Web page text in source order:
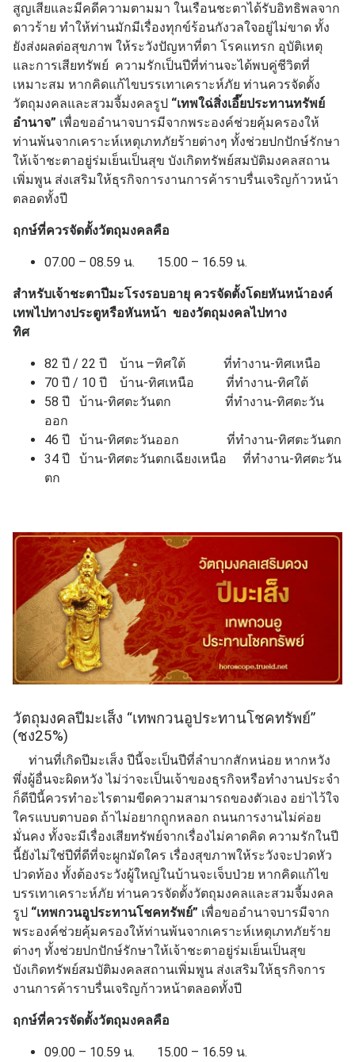
สูญเสียและมีคดีความตามมา ในเรือนชะตาได้รับอิทธิพลจาก
ดาวร้าย ทำให้ท่านมักมีเรื่องทุกข์ร้อนกังวลใจอยู่ไม่ขาด ทั้ง
ยังส่งผลต่อสุขภาพ ให้ระวังปัญหาที่ตา โรคแทรก อุบัติเหตุ
และการเสียทรัพย์ ความรักเป็นปีที่ท่านจะได้พบคู่ชีวิตที่
เหมาะสม หากคิดแก้ไขบรรเทาเคราะห์ภัย ท่านควรจัดตั้ง
วัตถุมงคลและสวมจี้มงคลรูป “เทพใฉ่สิ่งเอี๊ยประทานทรัพย์
อำนาจ” เพื่อขออำนาจบารมีจากพระองค์ช่วยคุ้มครองให้
ท่านพ้นจากเคราะห์เหตุเภทภัยร้ายต่างๆ ทั้งช่วยปกปักษ์รักษา
ให้เจ้าชะตาอยู่ร่มเย็นเป็นสุข บังเกิดทรัพย์สมบัติมงคลสถาน
เพิ่มพูน ส่งเสริมให้ธุรกิจการงานการค้าราบรื่นเจริญก้าวหน้า
ตลอดทั้งปี
ฤกษ์ที่ควรจัดตั้งวัตถุมงคลคือ
07.00 – 08.59 น. 15.00 – 16.59 น.
สำหรับเจ้าชะตาปีมะโรงรอบอายุ ควรจัดตั้งโดยหันหน้าองค์
เทพไปทางประตูหรือหันหน้า ของวัตถุมงคลไปทาง
ทิศ
82 ปี / 22 ปี บ้าน –ทิศใต้ ที่ทำงาน-ทิศเหนือ
70 ปี / 10 ปี บ้าน-ทิศเหนือ ที่ทำงาน-ทิศใต้
58 ปี บ้าน-ทิศตะวันตก ที่ทำงาน-ทิศตะวัน
ออก
46 ปี บ้าน-ทิศตะวันออก ที่ทำงาน-ทิศตะวันตก
34 ปี บ้าน-ทิศตะวันตกเฉียงเหนือ ที่ทำงาน-ทิศตะวัน
ตก
วัตถุมงคลปีมะเส็ง “เทพกวนอูประทานโชคทรัพย์”
(ชง25%)
ท่านที่เกิดปีมะเส็ง ปีนี้จะเป็นปีที่ลำบากสักหน่อย หากหวัง
พึ่งผู้อื่นจะผิดหวัง ไม่ว่าจะเป็นเจ้าของธุรกิจหรือทำงานประจำ
ก็ดีปีนี้ควรทำอะไรตามขีดความสามารถของตัวเอง อย่าไว้ใจ
ใครแบบตาบอด ถ้าไม่อยากถูกหลอก ถนนการงานไม่ค่อย
มั่นคง ทั้งจะมีเรื่องเสียทรัพย์จากเรื่องไม่คาดคิด ความรักในปี
นี้ยังไม่ใช่ปีที่ดีที่จะผูกมัดใคร เรื่องสุขภาพให้ระวังจะปวดหัว
ปวดท้อง ทั้งต้องระวังผู้ใหญ่ในบ้านจะเจ็บป่วย หากคิดแก้ไข
บรรเทาเคราะห์ภัย ท่านควรจัดตั้งวัตถุมงคลและสวมจี้มงคล
รูป “เทพกวนอูประทานโชคทรัพย์” เพื่อขออำนาจบารมีจาก
พระองค์ช่วยคุ้มครองให้ท่านพ้นจากเคราะห์เหตุเภทภัยร้าย
ต่างๆ ทั้งช่วยปกปักษ์รักษาให้เจ้าชะตาอยู่ร่มเย็นเป็นสุข
บังเกิดทรัพย์สมบัติมงคลสถานเพิ่มพูน ส่งเสริมให้ธุรกิจการ
งานการค้าราบรื่นเจริญก้าวหน้าตลอดทั้งปี
ฤกษ์ที่ควรจัดตั้งวัตถุมงคลคือ
09.00 – 10.59 น. 15.00 – 16.59 น.